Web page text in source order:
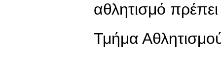
αθλητισμό
Τμήμα